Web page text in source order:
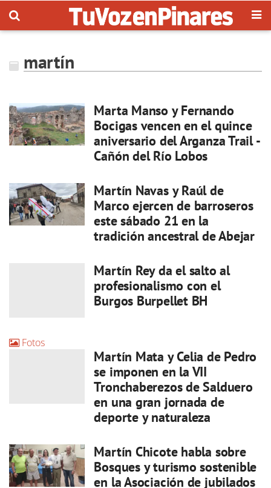
martín
Marta Manso y Fernando
Bocigas vencen en el quince
aniversario del Arganza Trail -
Cañón del Río Lobos
Martín Navas y Raúl de
Marco ejercen de barroseros
este sábado 21 en la
tradición ancestral de Abejar
Martín Rey da el salto al
profesionalismo con el
Burgos Burpellet BH
Fotos
Martín Mata y Celia de Pedro
se imponen en la VII
Tronchaberezos de Salduero
en una gran jornada de
deporte y naturaleza
Martín Chicote habla sobre
Bosques y turismo sostenible
en la Asociación de jubilados